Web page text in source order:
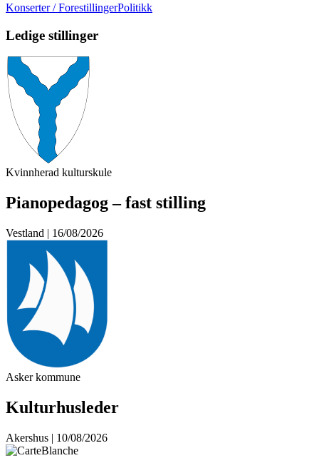
Konserter / ForestillingerPolitikk
Ledige stillinger
Kvinnherad kulturskule
Pianopedagog – fast stilling
Vestland | 16/08/2026
Asker kommune
Kulturhusleder
Akershus | 10/08/2026